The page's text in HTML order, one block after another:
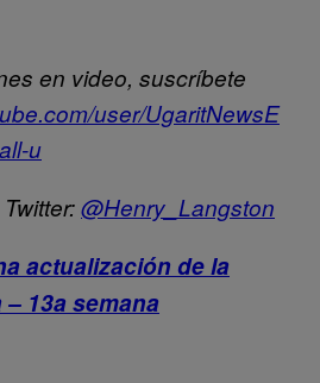
en video, suscríbete
user/UgaritNewsE
u
@Henry_Langston
actualización de la
13a semana